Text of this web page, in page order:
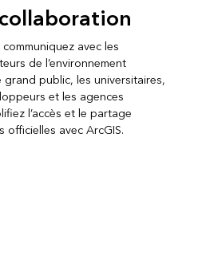
avec les
de l’environnement
grand public, les universitaires,
et les agences
l’accès et le partage
avec ArcGIS.